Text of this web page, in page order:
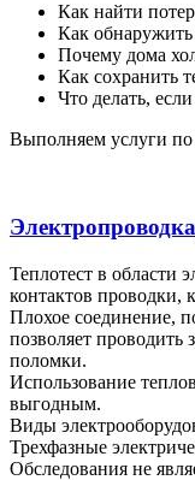
Как найти
Как обнаружить
Почему дома
Как сохранить
Что делать,
Выполняем услуги по
Электропроводка
Теплотест в области
контактов проводки,
Плохое соединение,
позволяет проводить
поломки.
Использование
выгодным.
Виды
Трехфазные
Обследования не